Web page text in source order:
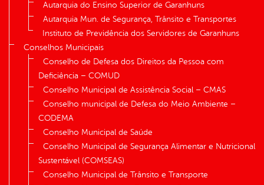
Autarquia do Ensino Superior de Garanhuns
Autarquia Mun. de Segurança, Trânsito e Transportes
Instituto de Previdência dos Servidores de Garanhuns
Conselhos Municipais
Conselho de Defesa dos Direitos da Pessoa com
Deficiência – COMUD
Conselho Municipal de Assistência Social – CMAS
Conselho municipal de Defesa do Meio Ambiente –
CODEMA
Conselho Municipal de Saúde
Conselho Municipal de Segurança Alimentar e Nutricional
Sustentável (COMSEAS)
Conselho Municipal de Trânsito e Transporte